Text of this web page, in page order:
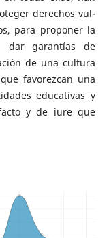
derechos vul-
para proponer la
dar garantías de
de una cultura
favorezcan una
educativas y
y de iure que